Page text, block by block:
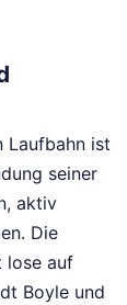
Laufbahn ist
seiner
aktiv
Die
lose auf
Boyle und